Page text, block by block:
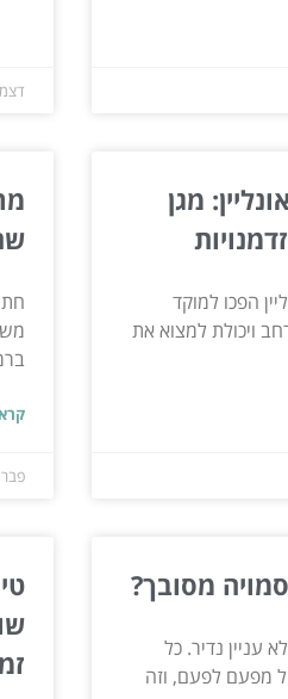
דצמ 04, 2024
מגן
הפכו למוקד
ויכולת למצוא את
פבר 28, 2021
מסובך?
עניין נדיר. כל
מפעם לפעם, וזה